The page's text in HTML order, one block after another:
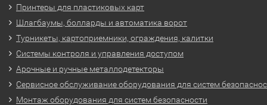
Принтеры для пластиковых карт
Шлагбаумы, болларды и автоматика ворот
Турникеты, картоприемники, ограждения, калитки
Системы контроля и управления доступом
Арочные и ручные металлодетекторы
Сервисное обслуживание оборудования для систем
Монтаж оборудования для систем безопасности